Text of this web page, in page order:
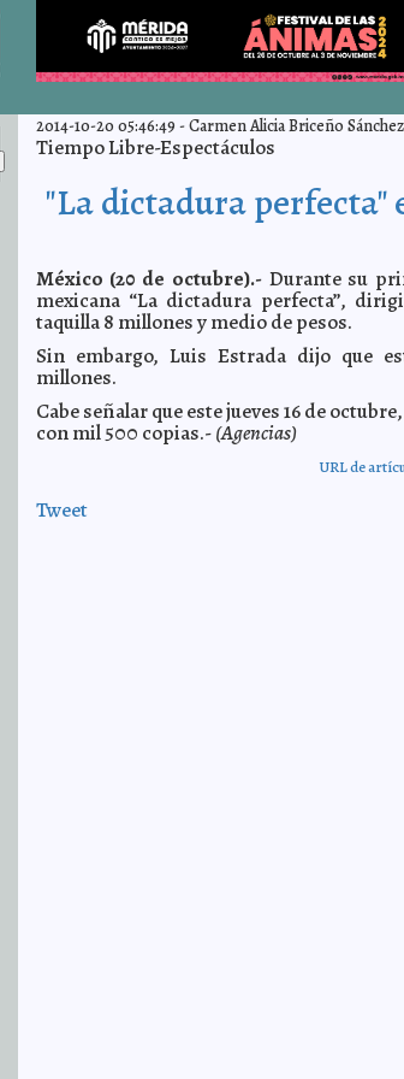
2014-10-20 05:46:49 -Carmen Alicia Briceño Sánchez
Tiempo Libre-Espectáculos
"La dictadura perfecta"
México (20 de octubre).-Durante su
mexicana “La dictadura perfecta”,
taquilla 8 millones y medio de pesos.
Sin embargo, Luis Estrada dijo que
millones.
Cabe señalar que este jueves 16 de
con mil 500 copias.-(Agencias)
URL de
Tweet